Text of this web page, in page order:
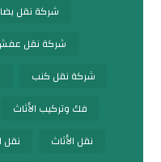
شركة نقل
شركة نقل
شركة نقل كنب
فك وتركيب الأثاث
نقل الأثاث
نقل